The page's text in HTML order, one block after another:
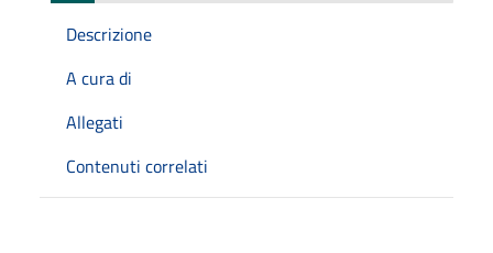
Descrizione
A cura di
Allegati
Contenuti correlati